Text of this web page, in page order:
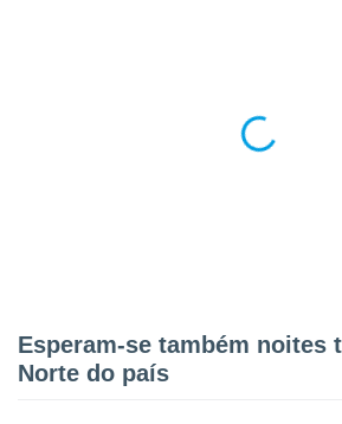
e
de
Esperam-se também noites
Norte do país